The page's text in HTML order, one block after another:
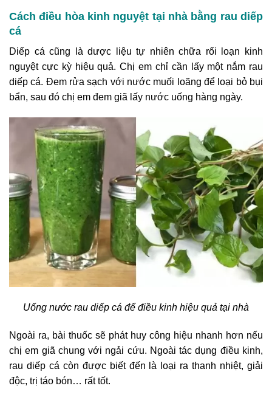
Cách điều hòa kinh nguyệt tại nhà bằng rau diếp
cá
Diếp cá cũng là dược liệu tự nhiên chữa rối loạn kinh
nguyệt cực kỳ hiệu quả. Chị em chỉ cần lấy một nắm rau
diếp cá. Đem rửa sạch với nước muối loãng để loại bỏ bụi
bẩn, sau đó chị em đem giã lấy nước uống hàng ngày.
Uống nước rau diếp cá để điều kinh hiệu quả tại nhà
Ngoài ra, bài thuốc sẽ phát huy công hiệu nhanh hơn nếu
chị em giã chung với ngải cứu. Ngoài tác dụng điều kinh,
rau diếp cá còn được biết đến là loại ra thanh nhiệt, giải
độc, trị táo bón… rất tốt.